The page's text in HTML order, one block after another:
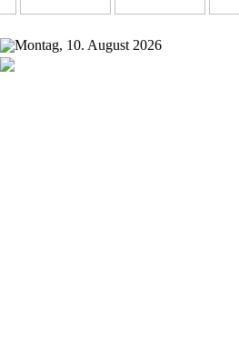
Montag, 10. August 2026